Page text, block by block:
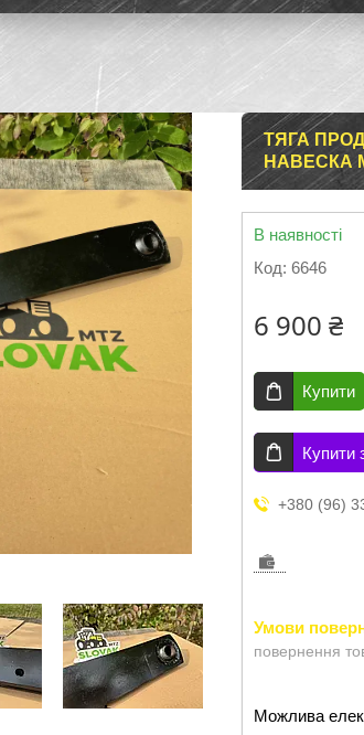
ТЯГА
НАВЕСКА
В наявності
Код: 6646
6 900 ₴
Купити
Купити
+380 (96)
повернення